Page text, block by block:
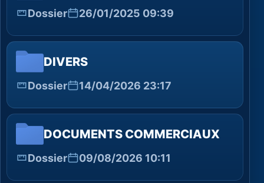
Dossier 26/01/2025 09:39
DIVERS
Dossier 14/04/2026 23:17
DOCUMENTS COMMERCIAUX
Dossier 09/08/2026 10:11